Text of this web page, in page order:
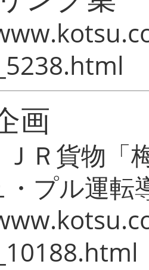
画
Ｒ貨物「
プル運転